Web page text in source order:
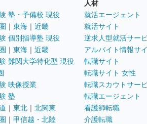
塾・予備校 現役
｜ 東海 ｜ 近畿
個別指導塾 現役
｜ 東海 ｜ 近畿
難関大学特化型 現役
映像授業
塾
｜ 東北 ｜ 北関東
｜ 甲信越・北陸
人材
就活エージェント
就活サイト
逆求人型就活サー
アルバイト情報サ
転職サイト
転職サイト 女性
転職スカウトサー
転職エージェント
看護師転職
介護転職